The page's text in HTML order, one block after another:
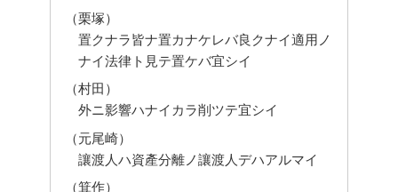
（栗塚）
置クナラ皆ナ置カナケレバ良クナイ適用ノ
ナイ法律ト見テ置ケバ宜シイ
（村田）
外ニ影響ハナイカラ削ツテ宜シイ
（元尾崎）
讓渡人ハ資產分離ノ讓渡人デハアルマイ
（箕作）